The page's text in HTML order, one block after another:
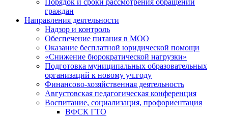
Порядок и сроки рассмотрения обращений
граждан
Направления деятельности
Надзор и контроль
Обеспечение питания в МОО
Оказание бесплатной юридической помощи
«Снижение бюрократической нагрузки»
Подготовка муниципальных образовательных
организаций к новому уч.году
Финансово-хозяйственная деятельность
Августовская педагогическая конференция
Воспитание, социализация, профориентация
ВФСК ГТО